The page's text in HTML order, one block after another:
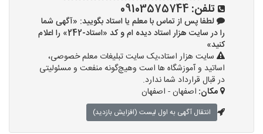
تلفن: 09103575744
لطفا پس از تماس با معلم یا استاد بگویید: «آگهی شما
را در سایت هزار استاد دیده ام و کد «استاد-242» را اعلام
کنید»
سایت هزار استاد،یک سایت تبلیغات معلم خصوصی،
اساتید و آموزشگاه ها است وهیچ‌گونه منفعت و مسئولیتی
در قبال قرارداد شما ندارد.
مکان: اصفهان - اصفهان
انتقال آگهی به اول لیست (افزایش بازدید)